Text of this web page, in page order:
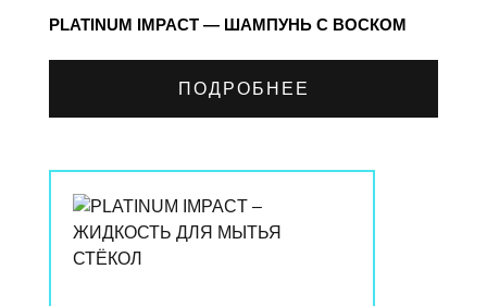
PLATINUM IMPACT — ШАМПУНЬ С ВОСКОМ
ПОДРОБНЕЕ